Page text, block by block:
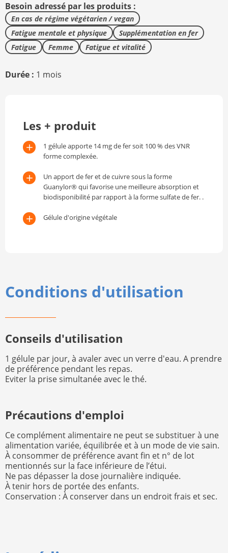
Besoin adressé par les produits :
En cas de régime végétarien / vegan
Fatigue mentale et physique
Supplémentation en fer
Fatigue
Femme Fatigue et vitalité
Durée : 1 mois
Les + produit
1 gélule apporte 14 mg de fer soit 100 % des VNR
forme complexée.
Un apport de fer et de cuivre sous la forme
Guanylor® qui favorise une meilleure absorption et
biodisponibilité par rapport à la forme sulfate de fer. .
Gélule d'origine végétale
Conditions d'utilisation
Conseils d'utilisation
1 gélule par jour, à avaler avec un verre d'eau. A prendre
de préférence pendant les repas.
Eviter la prise simultanée avec le thé.
Précautions d'emploi
Ce complément alimentaire ne peut se substituer à une
alimentation variée, équilibrée et à un mode de vie sain.
À consommer de préférence avant fin et n° de lot
mentionnés sur la face inférieure de l’étui.
Ne pas dépasser la dose journalière indiquée.
À tenir hors de portée des enfants.
Conservation : À conserver dans un endroit frais et sec.